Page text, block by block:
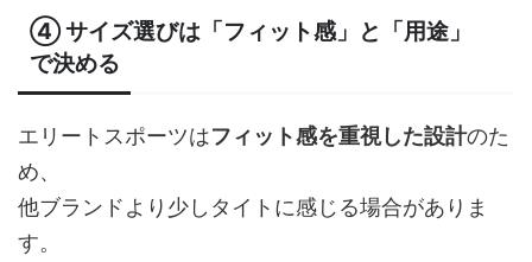
④ サイズ選びは「フィット感」と「用途」
で決める
エリートスポーツはフィット感を重視した設計のた
め、
他ブランドより少しタイトに感じる場合がありま
す。